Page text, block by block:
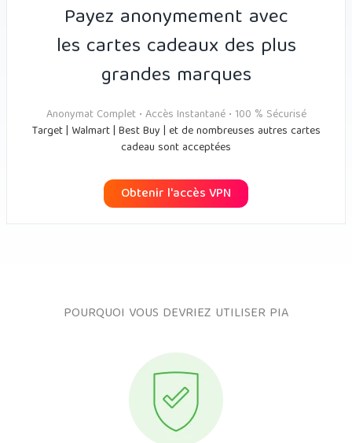
Payez anonymement avec
les cartes cadeaux des plus
grandes marques
Anonymat Complet • Accès Instantané • 100 % Sécurisé
Target | Walmart | Best Buy | et de nombreuses autres cartes
cadeau sont acceptées
Obtenir l'accès VPN
POURQUOI VOUS DEVRIEZ UTILISER PIA